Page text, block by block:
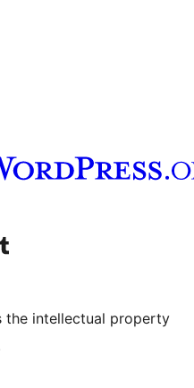
channel
Visit our Tumblr account
the intellectual property